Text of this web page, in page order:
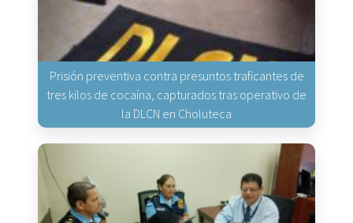
Prisión preventiva contra presuntos traficantes de
tres kilos de cocaína, capturados tras operativo de
la DLCN en Choluteca